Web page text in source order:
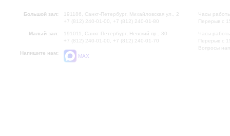
Большой зал:
191186, Санкт-Петербург, Михайловская ул., 2
+7 (812) 240-01-00, +7 (812) 240-01-80
Малый зал:
191011, Санкт-Петербург, Невский пр., 30
+7 (812) 240-01-00, +7 (812) 240-01-70
Напишите нам:
MAX
Часы
Перерыв с
Часы
Перерыв с
Вопросы